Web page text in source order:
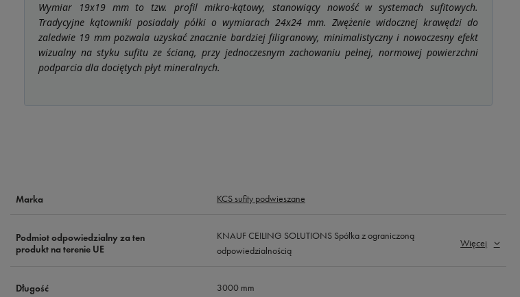
Wymiar 19x19 mm to tzw. profil mikro-kątowy, stanowiący nowość w systemach sufitowych.
Tradycyjne kątowniki posiadały półki o wymiarach 24x24 mm. Zwężenie widocznej krawędzi do
zaledwie 19 mm pozwala uzyskać znacznie bardziej filigranowy, minimalistyczny i nowoczesny efekt
wizualny na styku sufitu ze ścianą, przy jednoczesnym zachowaniu pełnej, normowej powierzchni
podparcia dla dociętych płyt mineralnych.
Marka KCS sufity podwieszane
Podmiot odpowiedzialny za ten
produkt na terenie UE
KNAUF CEILING SOLUTIONS Spółka z ograniczoną
odpowiedzialnością
Więcej
Długość 3000 mm